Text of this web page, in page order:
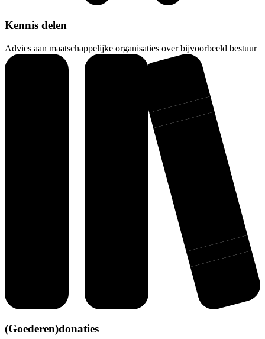
Kennis delen
Advies aan maatschappelijke organisaties over bijvoorbeeld bestuur
(Goederen)donaties